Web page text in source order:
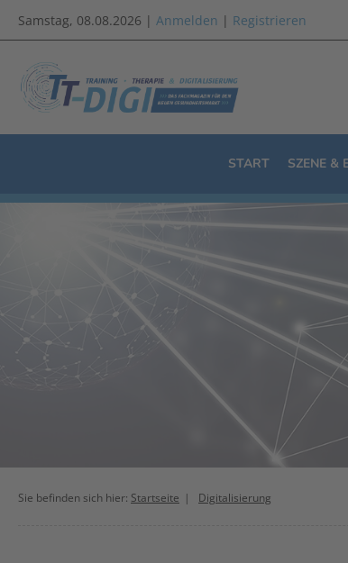
Samstag, 08.08.2026 | Anmelden | Registrieren
START SZENE &
Sie befinden sich hier: Startseite Digitalisierung